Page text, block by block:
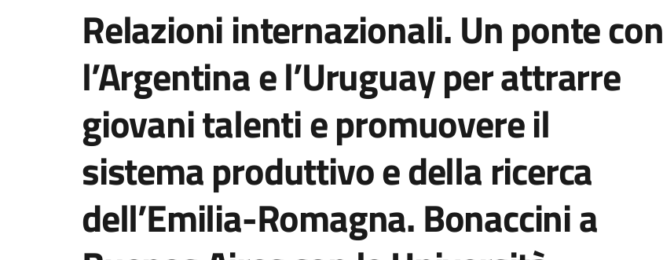
Relazioni internazionali. Un ponte con
l’Argentina e l’Uruguay per attrarre
giovani talenti e promuovere il
sistema produttivo e della ricerca
dell’Emilia-Romagna. Bonaccini a